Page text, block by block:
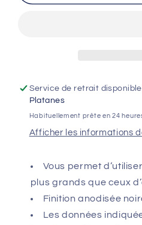
Service de retrait
Platanes
Habituellement prête en 24
Afficher les informations
Vous permet
plus grands que ceux
Finition anodisée
Les données